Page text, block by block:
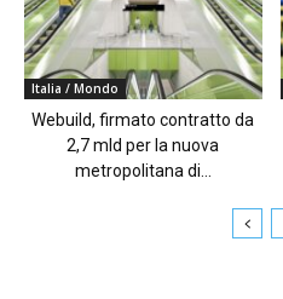
Italia / Mondo
Webuild, firmato contratto da
2,7 mld per la nuova
metropolitana di...